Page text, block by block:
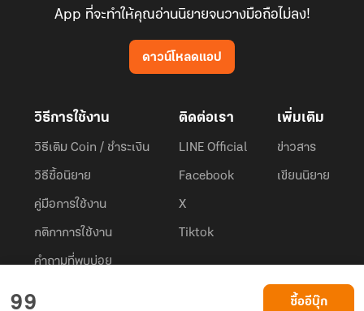
99 ซื้ออีบุ๊ก
App ที่จะทำให้คุณอ่านนิยายจนวางมือถือไม่ลง!
ดาวน์โหลดแอป
วิธีการใช้งาน
วิธีเติม Coin / ชำระเงิน
วิธีซื้อนิยาย
คู่มือการใช้งาน
กติกาการใช้งาน
คำถามที่พบบ่อย
ติดต่อเรา
LINE Official
Facebook
X
Tiktok
เพิ่มเติม
ข่าวสาร
เขียนนิยาย
Dek-D.com ใช้คุกกี้เพื่อพัฒนาประสบการณ์ของ ผู้ใช้ให้ดียิ่งขึ้น
ยอมรับ